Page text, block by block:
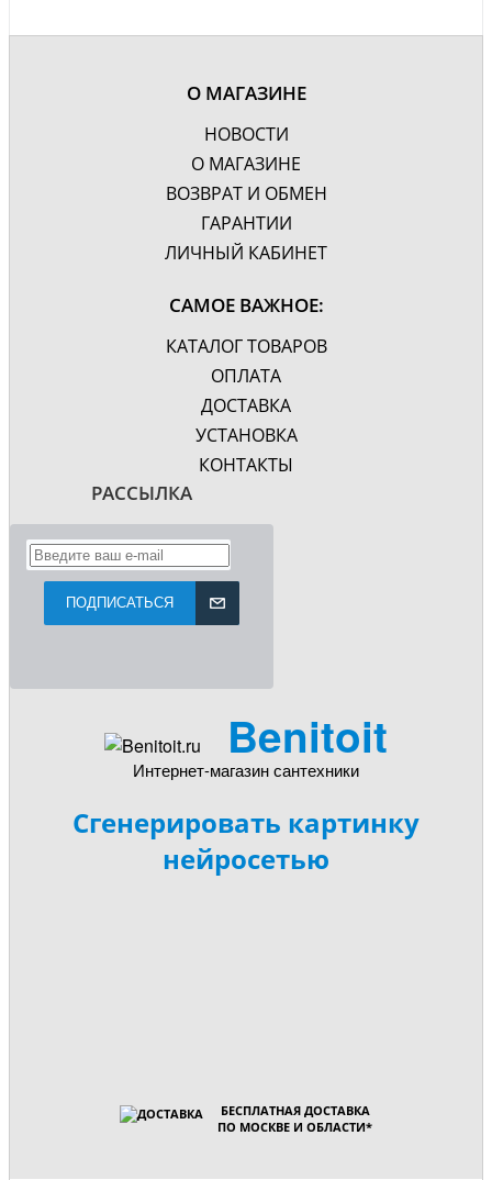
О МАГАЗИНЕ
НОВОСТИ
О МАГАЗИНЕ
ВОЗВРАТ И ОБМЕН
ГАРАНТИИ
ЛИЧНЫЙ КАБИНЕТ
САМОЕ ВАЖНОЕ:
КАТАЛОГ ТОВАРОВ
ОПЛАТА
ДОСТАВКА
УСТАНОВКА
КОНТАКТЫ
РАССЫЛКА
ПОДПИСАТЬСЯ
Benitoit
Интернет-магазин сантехники
Сгенерировать картинку
нейросетью
БЕСПЛАТНАЯ ДОСТАВКА
ПО МОСКВЕ И ОБЛАСТИ*